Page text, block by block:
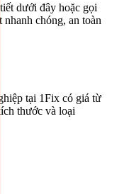
dưới đây hoặc gọi
nhanh chóng, an toàn
tại 1Fix có giá từ
thước và loại